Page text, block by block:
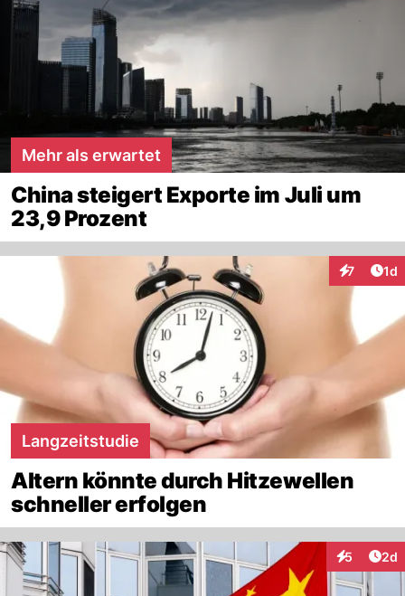
Mehr als erwartet
China steigert Exporte im Juli um
23,9 Prozent
7 1d
Langzeitstudie
Altern könnte durch Hitzewellen
schneller erfolgen
5 2d